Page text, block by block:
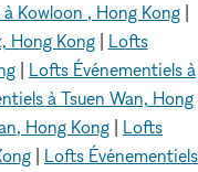
Kowloon , Hong Kong
Hong Kong| Lofts
Lofts Événementiels à
à Tsuen Wan, Hong
Hong Kong
Lofts
Lofts Événementiels